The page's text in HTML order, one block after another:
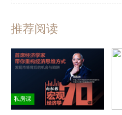
推荐阅读
私房课